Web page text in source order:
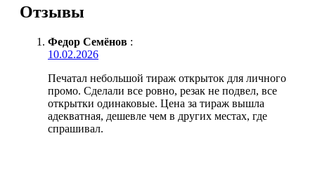
Отзывы
Федор Семёнов :
10.02.2026
Печатал небольшой тираж открыток для личного
промо. Сделали все ровно, резак не подвел, все
открытки одинаковые. Цена за тираж вышла
адекватная, дешевле чем в других местах, где
спрашивал.